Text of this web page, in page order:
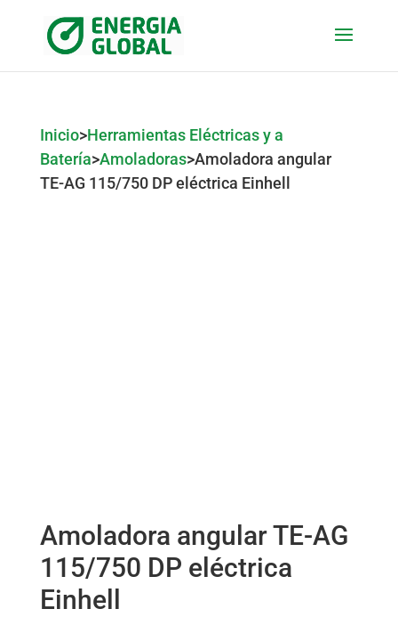
Inicio>Herramientas Eléctricas y a
Batería>Amoladoras>Amoladora angular
TE-AG 115/750 DP eléctrica Einhell
Amoladora angular TE-AG
115/750 DP eléctrica
Einhell